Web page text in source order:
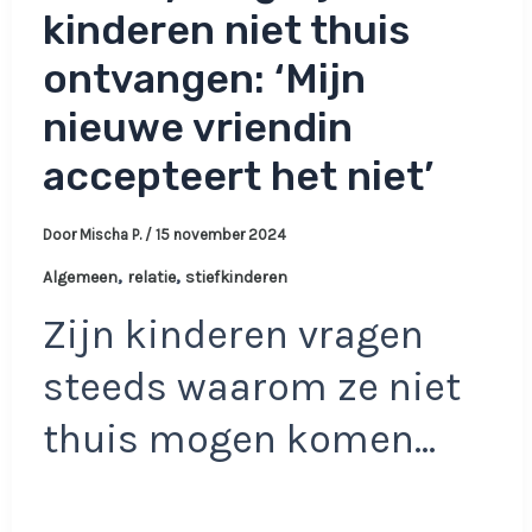
kinderen niet thuis
ontvangen: ‘Mijn
nieuwe vriendin
accepteert het niet’
Door Mischa P. / 15 november 2024
Algemeen, relatie, stiefkinderen
Zijn kinderen vragen
steeds waarom ze niet
thuis mogen komen…